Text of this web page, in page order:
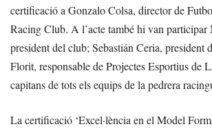
certificació a Gonzalo Colsa, director de
Racing Club. A l’acte també hi van
president del club; Sebastián Ceria, president
Florit, responsable de Projectes Esportius
capitans de tots els equips de la pedrera
La certificació ‘Excel·lència en el Model